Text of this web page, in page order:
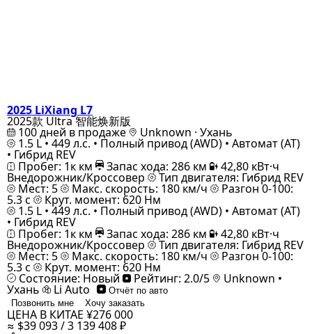
2025 LiXiang L7
2025款 Ultra 智能焕新版
100 дней в продаже Unknown · Ухань
1.5 L • 449 л.с. • Полный привод (AWD) • Автомат (AT)
• Гибрид REV
Пробег: 1к км Запас хода: 286 км 42,80 кВт·ч
Внедорожник/Кроссовер Тип двигателя: Гибрид REV
Мест: 5 Макс. скорость: 180 км/ч Разгон 0-100:
5.3 с Крут. момент: 620 Нм
1.5 L • 449 л.с. • Полный привод (AWD) • Автомат (AT)
• Гибрид REV
Пробег: 1к км Запас хода: 286 км 42,80 кВт·ч
Внедорожник/Кроссовер Тип двигателя: Гибрид REV
Мест: 5 Макс. скорость: 180 км/ч Разгон 0-100:
5.3 с Крут. момент: 620 Нм
Состояние: Новый Рейтинг: 2.0/5 Unknown •
Ухань Li Auto
Отчёт по авто
Позвонить мне
Хочу заказать
ЦЕНА В КИТАЕ ¥276 000
≈ $39 093 / 3 139 408 ₽